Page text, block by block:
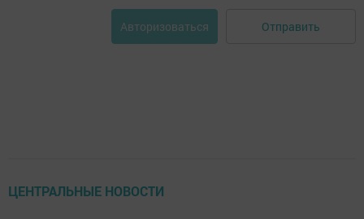
Авторизоваться Отправить
ЦЕНТРАЛЬНЫЕ НОВОСТИ